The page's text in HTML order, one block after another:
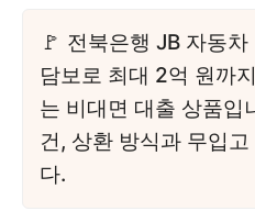
전북은행 JB 자동
담보로 최대 2억 원까
는 비대면 대출 상품입
건, 상환 방식과 무입
다.